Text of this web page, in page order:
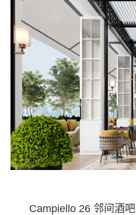
Campiello 26 邻间酒吧